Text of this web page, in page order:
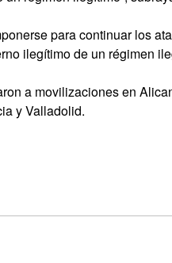
para continuar los
ilegítimo de un régimen
a movilizaciones en
y Valladolid.